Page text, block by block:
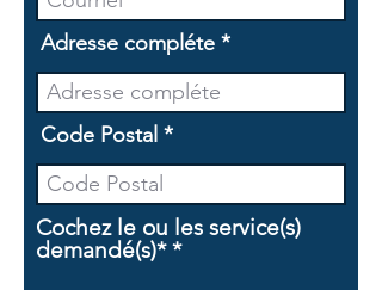
Adresse compléte
Code Postal
Cochez le ou les service(s)
demandé(s)* *O